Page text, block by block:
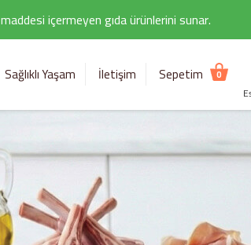
içermeyen gıda ürünlerini sunar.
Sağlıklı Yaşam İletişim Sepetim 0